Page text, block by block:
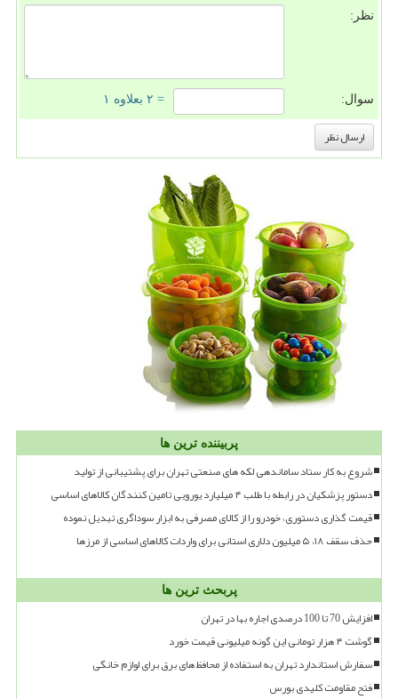
نظر:
سوال: = ۲ بعلاوه ۱
پربیننده ترین ها
شروع به کار ستاد ساماندهی لکه های صنعتی تهران برای پشتیبانی از تولید
دستور پزشکیان در رابطه با طلب ۴ میلیارد یورویی تامین کنندگان کالاهای اساسی
قیمت گذاری دستوری، خودرو را از کالای مصرفی به ابزار سوداگری تبدیل نموده
حذف سقف ۱۸، ۵ میلیون دلاری استانی برای واردات کالاهای اساسی از مرزها
پربحث ترین ها
افزایش 70 تا 100 درصدی اجاره بها در تهران
گوشت ۴ هزار تومانی این گونه میلیونی قیمت خورد
سفارش استاندارد تهران به استفاده از محافظ های برق برای لوازم خانگی
فتح مقاومت کلیدی بورس